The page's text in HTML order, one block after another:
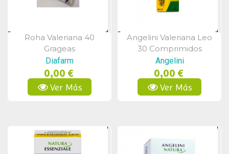
Vista Rápida
Roha Valeriana 40
Grageas
Diafarm
0,00 €
Ver Más
Vista Rápida
Angelini Valeriana Leo
30 Comprimidos
Recubiertos
Angelini
0,00 €
Ver Más